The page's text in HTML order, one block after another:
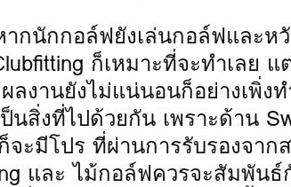
กนักกอล์ฟยังเล่นกอล์ฟและห
ก็เหมาะที่จะทำเลย แ
ลงานยังไม่แน่นอนก็อย่างเพิ่ง
สิ่งที่ไปด้วยกัน เพราะด้าน
ะมีโปร ที่ผ่านการรับรองจาก
และ ไม้กอล์ฟควรจะสัมพัน